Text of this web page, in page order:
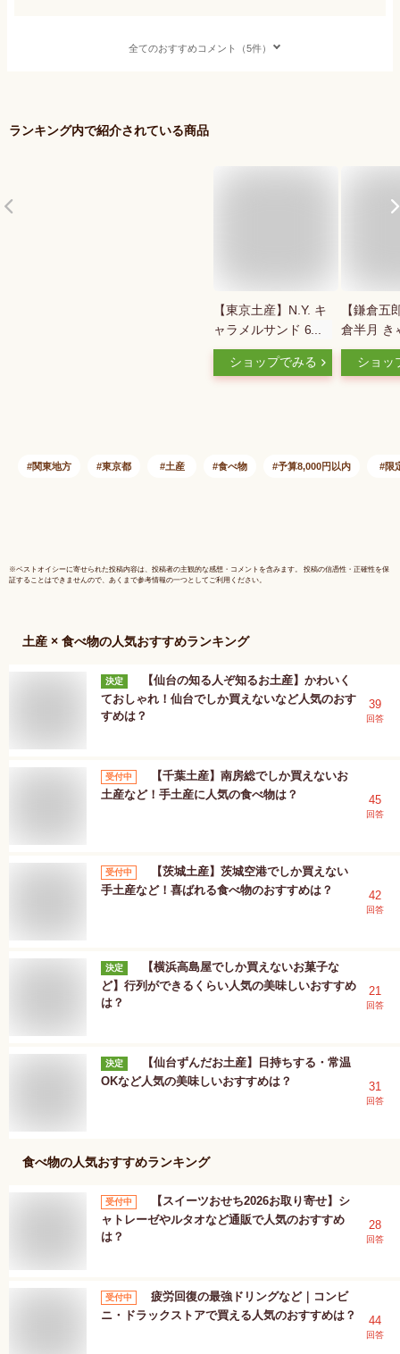
全てのおすすめコメント（5件）
ランキング内で紹介されている商品
【東京土産】N.Y. キ
ャラメルサンド 6個
入り （羽田空港限定
フレイバー ワインキ
ショップでみる
【鎌倉五
倉半月 き
ンドだょ
田空港限
ショッ
関東地方 東京都 土産 食べ物 予算8,000円以内 限
※ベストオイシーに寄せられた投稿内容は、投稿者の主観的な感想・コメントを含みます。 投稿の信憑性・正確性を保
証することはできませんので、あくまで参考情報の一つとしてご利用ください。
土産 × 食べ物の人気おすすめランキング
決定
【仙台の知る人ぞ知るお土産】かわいく
ておしゃれ！仙台でしか買えないなど人気のおす
すめは？
39
回答
受付中
【千葉土産】南房総でしか買えないお
土産など！手土産に人気の食べ物は？
45
回答
受付中
【茨城土産】茨城空港でしか買えない
手土産など！喜ばれる食べ物のおすすめは？
42
回答
決定
【横浜高島屋でしか買えないお菓子な
ど】行列ができるくらい人気の美味しいおすすめ
は？
21
回答
決定
【仙台ずんだお土産】日持ちする・常温
OKなど人気の美味しいおすすめは？
31
回答
食べ物の人気おすすめランキング
受付中
【スイーツおせち2026お取り寄せ】シ
ャトレーゼやルタオなど通販で人気のおすすめ
は？
28
回答
受付中
疲労回復の最強ドリングなど｜コンビ
ニ・ドラックストアで買える人気のおすすめは？
44
回答